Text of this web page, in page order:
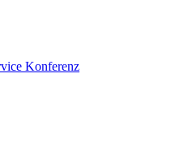
Konferenz